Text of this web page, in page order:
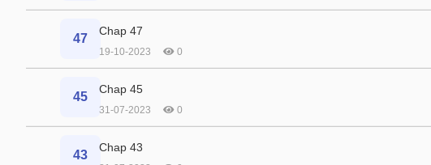
47
Chap 47
19-10-2023 0
45
Chap 45
31-07-2023 0
43
Chap 43